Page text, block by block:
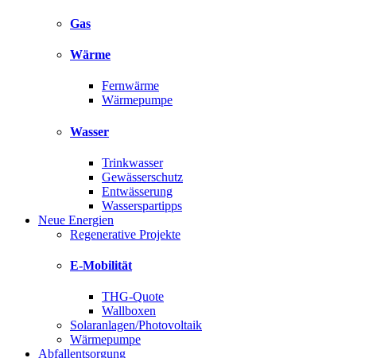
Gas
Wärme
Fernwärme
Wärmepumpe
Wasser
Trinkwasser
Gewässerschutz
Entwässerung
Wasserspartipps
Neue Energien
Regenerative Projekte
E-Mobilität
THG-Quote
Wallboxen
Solaranlagen/Photovoltaik
Wärmepumpe
Abfallentsorgung